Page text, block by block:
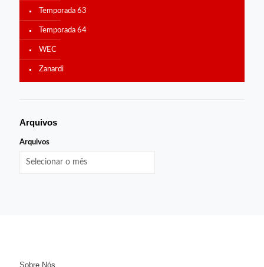
Temporada 63
Temporada 64
WEC
Zanardi
Arquivos
Arquivos
Sobre Nós